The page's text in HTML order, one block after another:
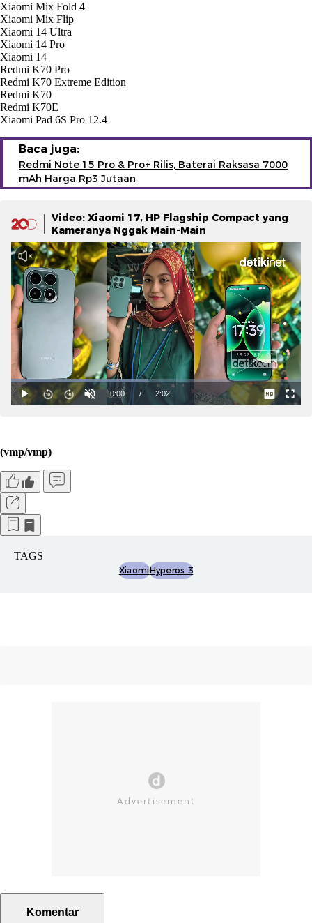
Xiaomi Mix Fold 4
Xiaomi Mix Flip
Xiaomi 14 Ultra
Xiaomi 14 Pro
Xiaomi 14
Redmi K70 Pro
Redmi K70 Extreme Edition
Redmi K70
Redmi K70E
Xiaomi Pad 6S Pro 12.4
Baca juga:
Redmi Note 15 Pro & Pro+ Rilis, Baterai Raksasa 7000
mAh Harga Rp3 Jutaan
Video: Xiaomi 17, HP Flagship Compact yang
Kameranya Nggak Main-Main
(vmp/vmp)
TAGS
XiaomiHyperos 3
Komentar